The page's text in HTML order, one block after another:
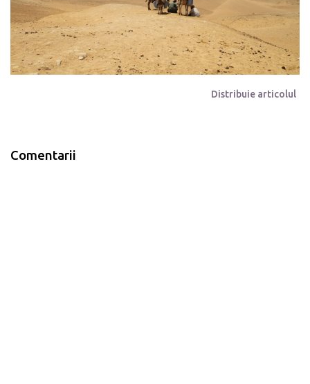
Distribuie articolul
Comentarii